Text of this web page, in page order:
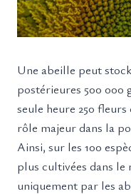
Une abeille peut
postérieures 500 000
seule heure 250
rôle majeur dans la
Ainsi, sur les 100
plus cultivées dans le
uniquement par les